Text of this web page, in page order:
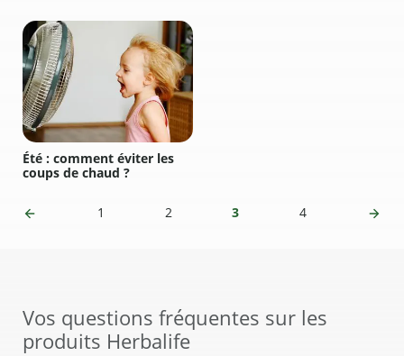
Été : comment éviter les
coups de chaud ?
1 2 3 4
Vos questions fréquentes sur les
produits Herbalife